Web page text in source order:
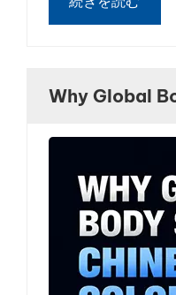
バッチで均一性と
る全自動分散シス
度、混合速度が正
品だけが次の段階
の一致を確認する
性、硬度、耐衝撃
発揮できるよう、
研究開発にも依存
るために、配合を
品質管理システム
修コーティングの
Why Global